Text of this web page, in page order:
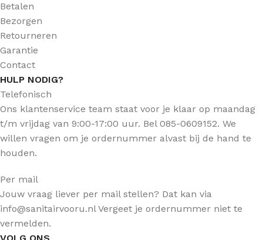
Betalen
Bezorgen
Retourneren
Garantie
Contact
HULP NODIG?
Telefonisch
Ons klantenservice team staat voor je klaar op maandag
t/m vrijdag van 9:00-17:00 uur. Bel 085-0609152. We
willen vragen om je ordernummer alvast bij de hand te
houden.
Per mail
Jouw vraag liever per mail stellen? Dat kan via
info@sanitairvooru.nl Vergeet je ordernummer niet te
vermelden.